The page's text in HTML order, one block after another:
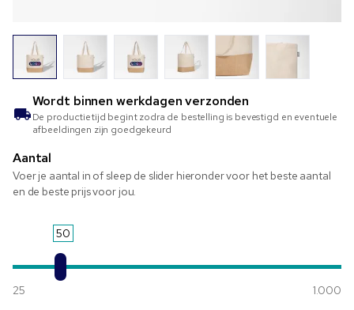
Wordt binnen werkdagen verzonden
De productietijd begint zodra de bestelling is bevestigd en eventuele
afbeeldingen zijn goedgekeurd
Aantal
Voer je aantal in of sleep de slider hieronder voor het beste aantal
en de beste prijs voor jou.
50
25 1.000